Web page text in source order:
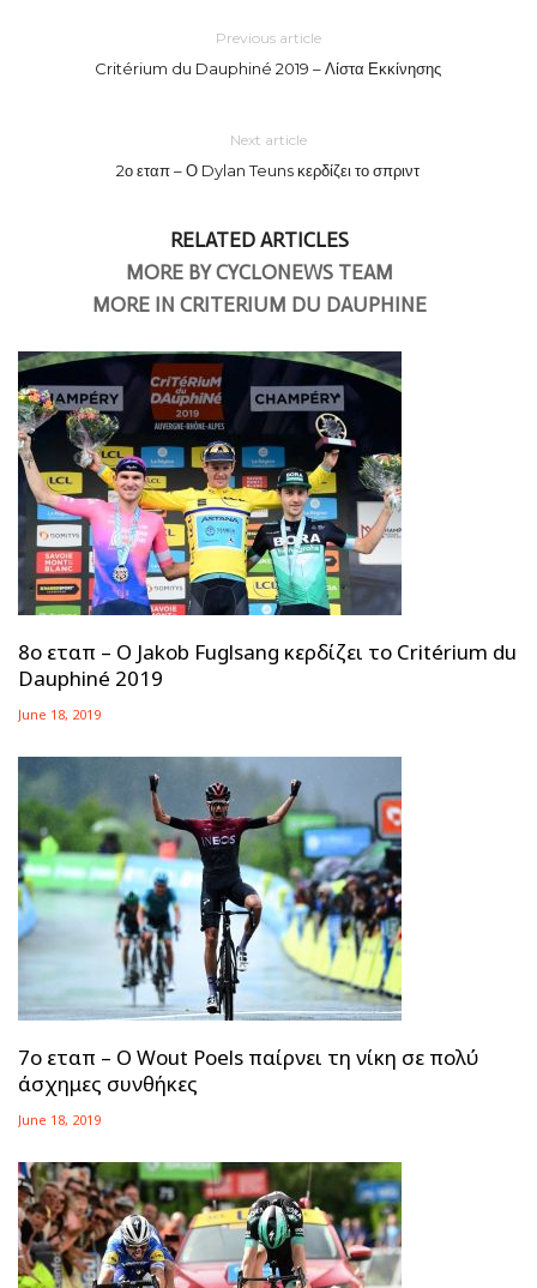
Previous article
Critérium du Dauphiné 2019 – Λίστα Εκκίνησης
Next article
2ο εταπ – Ο Dylan Teuns κερδίζει το σπριντ
RELATED ARTICLES
MORE BY CYCLONEWS TEAM
MORE IN CRITERIUM DU DAUPHINE
8ο εταπ – Ο Jakob Fuglsang κερδίζει το Critérium du
Dauphiné 2019
June 18, 2019
7ο εταπ – Ο Wout Poels παίρνει τη νίκη σε πολύ
άσχημες συνθήκες
June 18, 2019